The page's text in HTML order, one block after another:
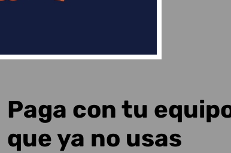
Paga con tu
que ya no usas